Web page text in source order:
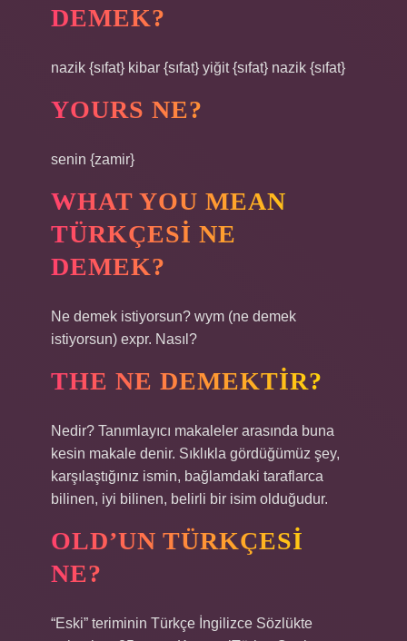
DEMEK?
nazik {sıfat} kibar {sıfat} yiğit {sıfat} nazik {sıfat}
YOURS NE?
senin {zamir}
WHAT YOU MEAN
TÜRKÇESI NE
DEMEK?
Ne demek istiyorsun? wym (ne demek
istiyorsun) expr. Nasıl?
THE NE DEMEKTIR?
Nedir? Tanımlayıcı makaleler arasında buna
kesin makale denir. Sıklıkla gördüğümüz şey,
karşılaştığınız ismin, bağlamdaki taraflarca
bilinen, iyi bilinen, belirli bir isim olduğudur.
OLD’UN TÜRKÇESI
NE?
“Eski” teriminin Türkçe İngilizce Sözlükte